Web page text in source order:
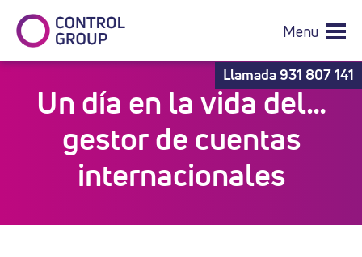
Menu
Llamada 931 807 141
Un día en la vida del…
gestor de cuentas
internacionales